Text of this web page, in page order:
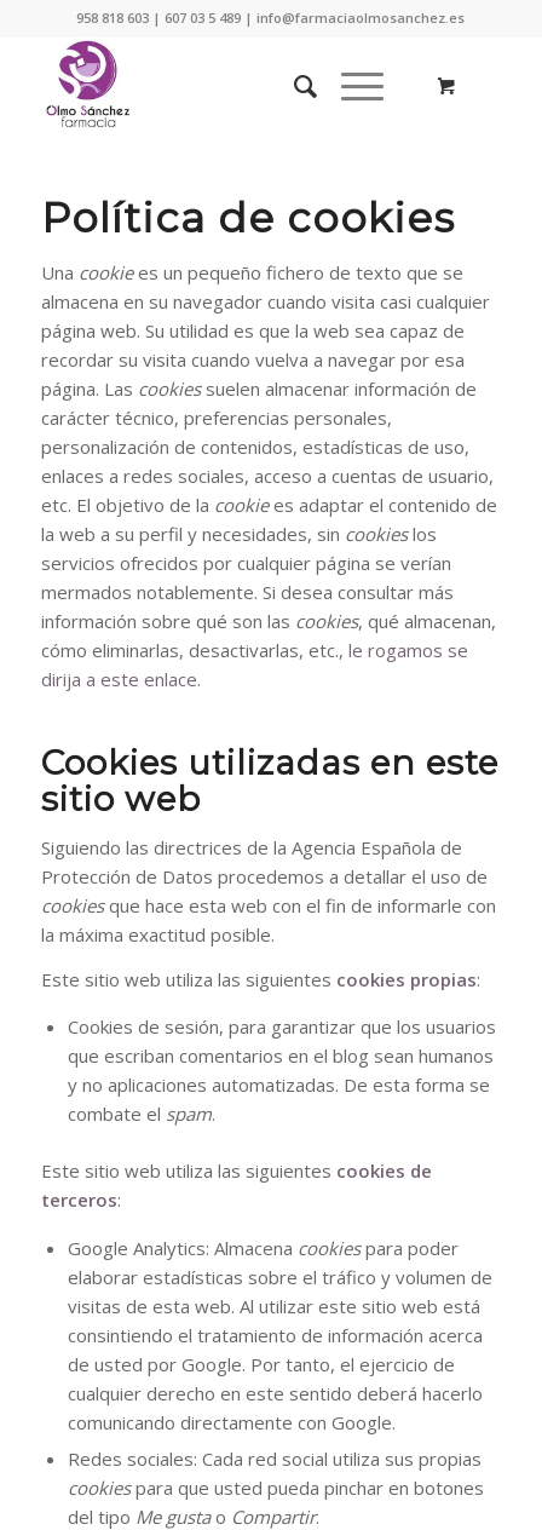
958 818 603 | 607 03 5 489 | info@farmaciaolmosanchez.es
Política de cookies
Una cookiees un pequeño fichero de texto que se
almacena en su navegador cuando visita casi cualquier
página web. Su utilidad es que la web sea capaz de
recordar su visita cuando vuelva a navegar por esa
página. Las cookiessuelen almacenar información de
carácter técnico, preferencias personales,
personalización de contenidos, estadísticas de uso,
enlaces a redes sociales, acceso a cuentas de usuario,
etc. El objetivo de la cookiees adaptar el contenido de
la web a su perfil y necesidades, sin cookieslos
servicios ofrecidos por cualquier página se verían
mermados notablemente. Si desea consultar más
información sobre qué son las cookies, qué almacenan,
cómo eliminarlas, desactivarlas, etc., le rogamos se
dirija a este enlace.
Cookies utilizadas en este
sitio web
Siguiendo las directrices de la Agencia Española de
Protección de Datos procedemos a detallar el uso de
cookiesque hace esta web con el fin de informarle con
la máxima exactitud posible.
Este sitio web utiliza las siguientes cookies propias:
Cookies de sesión, para garantizar que los usuarios
que escriban comentarios en el blog sean humanos
y no aplicaciones automatizadas. De esta forma se
combate el spam.
Este sitio web utiliza las siguientes cookies de
terceros:
Google Analytics: Almacena cookiespara poder
elaborar estadísticas sobre el tráfico y volumen de
visitas de esta web. Al utilizar este sitio web está
consintiendo el tratamiento de información acerca
de usted por Google. Por tanto, el ejercicio de
cualquier derecho en este sentido deberá hacerlo
comunicando directamente con Google.
Redes sociales: Cada red social utiliza sus propias
cookiespara que usted pueda pinchar en botones
del tipo Me gustao Compartir.